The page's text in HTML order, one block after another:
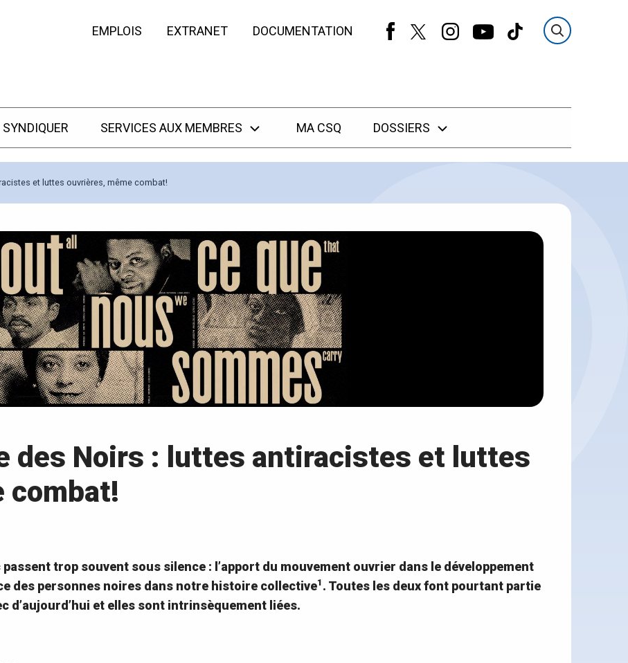
EMPLOIS EXTRANET DOCUMENTATION
SYNDIQUER SERVICES AUX MEMBRES MA CSQ DOSSIERS
et luttes ouvrières, même combat!
des Noirs : luttes antiracistes et luttes
combat!
trop souvent sous silence : l’apport du mouvement ouvrier dans le développement
des personnes noires dans notre histoire collective1. Toutes les deux font pourtant partie
d’aujourd’hui et elles sont intrinsèquement liées.